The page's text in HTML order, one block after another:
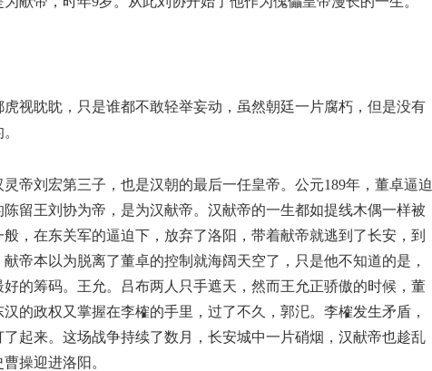
视眈眈，只是谁都不敢轻举妄动，虽然朝廷一片腐朽，但是没有
帝刘宏第三子，也是汉朝的最后一任皇帝。公元189年，董卓逼迫
留王刘协为帝，是为汉献帝。汉献帝的一生都如提线木偶一样被
，在东关军的逼迫下，放弃了洛阳，带着献帝就逃到了长安，到
帝本以为脱离了董卓的控制就海阔天空了，只是他不知道的是，
的筹码。王允。吕布两人只手遮天，然而王允正骄傲的时候，董
的政权又掌握在李榷的手里，过了不久，郭汜。李榷发生矛盾，
起来。这场战争持续了数月，长安城中一片硝烟，汉献帝也趁乱
操迎进洛阳。